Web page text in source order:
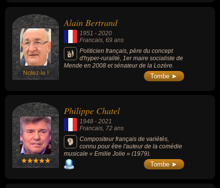
Notez-le !
Alain Bertrand
1951 - 2020
Francais , 69 ans
Politicien français, père du concept
d'hyper-ruralité, 1er maire socialiste de
Mende en 2008 et sénateur de la Lozère.
Tombe ►
Philippe Chatel
1948 - 2021
Francais, 72 ans
Compositeur français de variétés,
connu pour être l'auteur de la comédie
musicale « Emilie Jolie » (1979).
Tombe ►